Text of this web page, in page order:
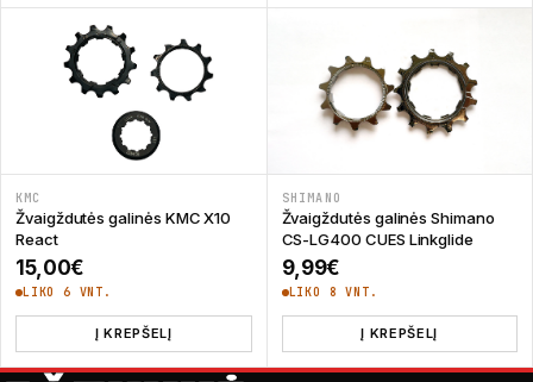
KMC
Žvaigždutės galinės KMC X10
React
15,00€
LIKO 6 VNT.
Į KREPŠELĮ
SHIMANO
Žvaigždutės galinės Shimano
CS-­LG400­ CUES Linkglide
9,99€
LIKO 8 VNT.
Į KREPŠELĮ